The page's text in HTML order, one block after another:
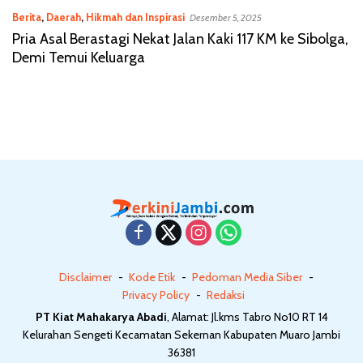
Berita, Daerah, Hikmah dan Inspirasi Desember 5, 2025
Pria Asal Berastagi Nekat Jalan Kaki 117 KM ke Sibolga,
Demi Temui Keluarga
Disclaimer Kode Etik
Pedoman Media Siber
Privacy Policy
Redaksi
PT Kiat Mahakarya Abadi, Alamat: Jl.kms Tabro No10 RT 14
Kelurahan Sengeti Kecamatan Sekernan Kabupaten Muaro Jambi
36381